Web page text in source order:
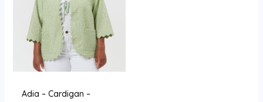
Adia – Cardigan –